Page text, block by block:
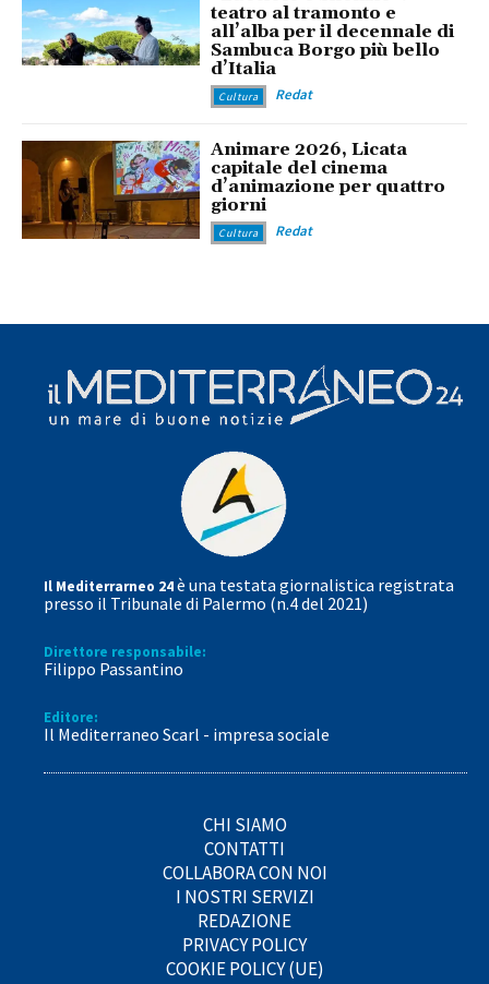
teatro al tramonto e
all’alba per il decennale di
Sambuca Borgo più bello
d’Italia
Cultura Redat
Animare 2026, Licata
capitale del cinema
d’animazione per quattro
giorni
Cultura Redat
Il Mediterrarneo 24è una testata giornalistica registrata
presso il Tribunale di Palermo (n.4 del 2021)
Direttore responsabile:
Filippo Passantino
Editore:
Il Mediterraneo Scarl - impresa sociale
CHI SIAMO
CONTATTI
COLLABORA CON NOI
I NOSTRI SERVIZI
REDAZIONE
PRIVACY POLICY
COOKIE POLICY (UE)